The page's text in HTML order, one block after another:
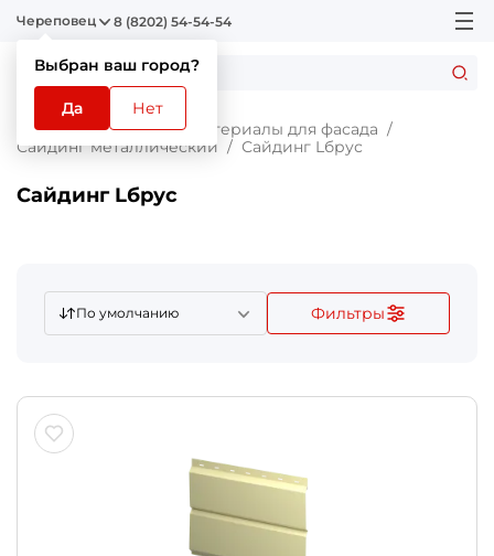
Череповец
Выбран ваш город?
Да Нет
8 (8202) 54-54-54
Главная Каталог
Материалы для фасада
Сайдинг металлический
Сайдинг Lбрус
Сайдинг Lбрус
По умолчанию Фильтры